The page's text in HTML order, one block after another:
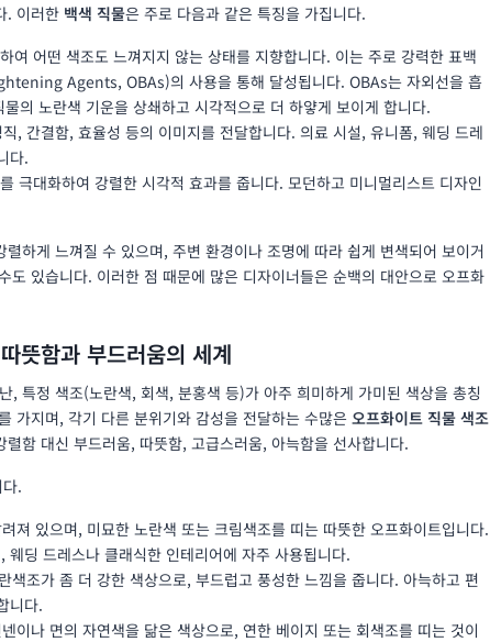
. 이러한 백색 직물은 주로 다음과 같은 특징을 가집니다.
여 어떤 색조도 느껴지지 않는 상태를 지향합니다. 이는 주로 강력한 표백
Agents, OBAs)의 사용을 통해 달성됩니다. OBAs는 자외선을 흡
의 노란색 기운을 상쇄하고 시각적으로 더 하얗게 보이게 합니다.
, 간결함, 효율성 등의 이미지를 전달합니다. 의료 시설, 유니폼, 웨딩 드레
다.
극대화하여 강렬한 시각적 효과를 줍니다. 모던하고 미니멀리스트 디자인
하게 느껴질 수 있으며, 주변 환경이나 조명에 따라 쉽게 변색되어 보이거
도 있습니다. 이러한 점 때문에 많은 디자이너들은 순백의 대안으로 오프화
뜻함과 부드러움의 세계
, 특정 색조(노란색, 회색, 분홍색 등)가 아주 희미하게 가미된 색상을 총칭
가지며, 각기 다른 분위기와 감성을 전달하는 수많은 오프화이트 직물 색조
함 대신 부드러움, 따뜻함, 고급스러움, 아늑함을 선사합니다.
.
져 있으며, 미묘한 노란색 또는 크림색조를 띠는 따뜻한 오프화이트입니다.
웨딩 드레스나 클래식한 인테리어에 자주 사용됩니다.
색조가 좀 더 강한 색상으로, 부드럽고 풍성한 느낌을 줍니다. 아늑하고 편
니다.
이나 면의 자연색을 닮은 색상으로, 연한 베이지 또는 회색조를 띠는 것이